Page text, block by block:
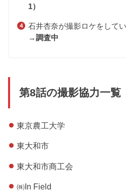
1）
石井杏奈が撮影ロケをして
→調査中
第8話の撮影協力一覧
東京農工大学
東大和市
東大和市商工会
㈱In Field